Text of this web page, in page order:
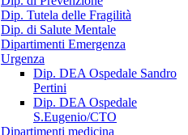
Dip. Tutela delle Fragilità
Dip. di Salute Mentale
Dipartimenti Emergenza
Urgenza
Dip. DEA Ospedale Sandro
Pertini
Dip. DEA Ospedale
S.Eugenio/CTO
Dipartimenti medicina